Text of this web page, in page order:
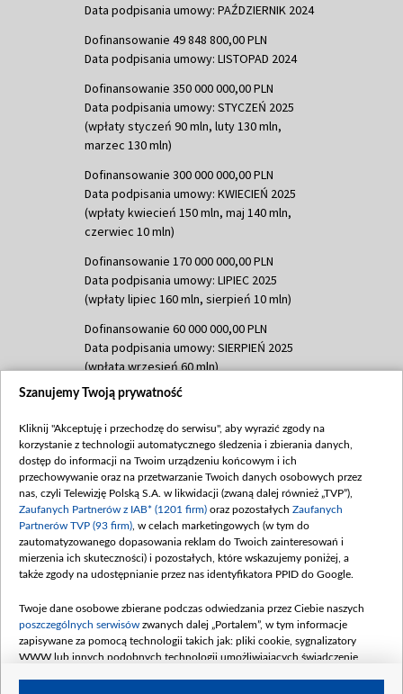
Data podpisania umowy: PAŹDZIERNIK 2024
Dofinansowanie 49 848 800,00 PLN
Data podpisania umowy: LISTOPAD 2024
Dofinansowanie 350 000 000,00 PLN
Data podpisania umowy: STYCZEŃ 2025
(wpłaty styczeń 90 mln, luty 130 mln,
marzec 130 mln)
Dofinansowanie 300 000 000,00 PLN
Data podpisania umowy: KWIECIEŃ 2025
(wpłaty kwiecień 150 mln, maj 140 mln,
czerwiec 10 mln)
Dofinansowanie 170 000 000,00 PLN
Data podpisania umowy: LIPIEC 2025
(wpłaty lipiec 160 mln, sierpień 10 mln)
Dofinansowanie 60 000 000,00 PLN
Data podpisania umowy: SIERPIEŃ 2025
(wpłata wrzesień 60 mln)
Dofinansowanie 635 783 051,21 PLN
(wpłata wrzesień 100 mln, październik 350
mln, listopad 265 mln)
Dofinansowanie 48 862 000,00 PLN
Data podpisania umowy: GRUDZIEŃ 2025
(wpłata grudzień 60,548 mln)
Dofinansowanie 900 000 000,00 PLN
Data podpisania umowy: LUTY 2026 (wpłata
kwiecień 180 mln, 7 maja 180 mln, 8
czerwca 90 mln)
Dofinansowanie 250 000 000,00 PLN
Szanujemy Twoją prywatność
Kliknij "Akceptuję i przechodzę do serwisu", aby wyrazić zgody na
korzystanie z technologii automatycznego śledzenia i zbierania danych,
dostęp do informacji na Twoim urządzeniu końcowym i ich
przechowywanie oraz na przetwarzanie Twoich danych osobowych przez
nas, czyli Telewizję Polską S.A. w likwidacji (zwaną dalej również „TVP”),
Zaufanych Partnerów z IAB* (1201 firm) oraz pozostałych Zaufanych
Partnerów TVP (93 firm) , w celach marketingowych (w tym do
zautomatyzowanego dopasowania reklam do Twoich zainteresowań i
mierzenia ich skuteczności) i pozostałych, które wskazujemy poniżej, a
także zgody na udostępnianie przez nas identyfikatora PPID do Google.
Twoje dane osobowe zbierane podczas odwiedzania przez Ciebie naszych
poszczególnych serwisów zwanych dalej „Portalem”, w tym informacje
zapisywane za pomocą technologii takich jak: pliki cookie, sygnalizatory
WWW lub innych podobnych technologii umożliwiających świadczenie